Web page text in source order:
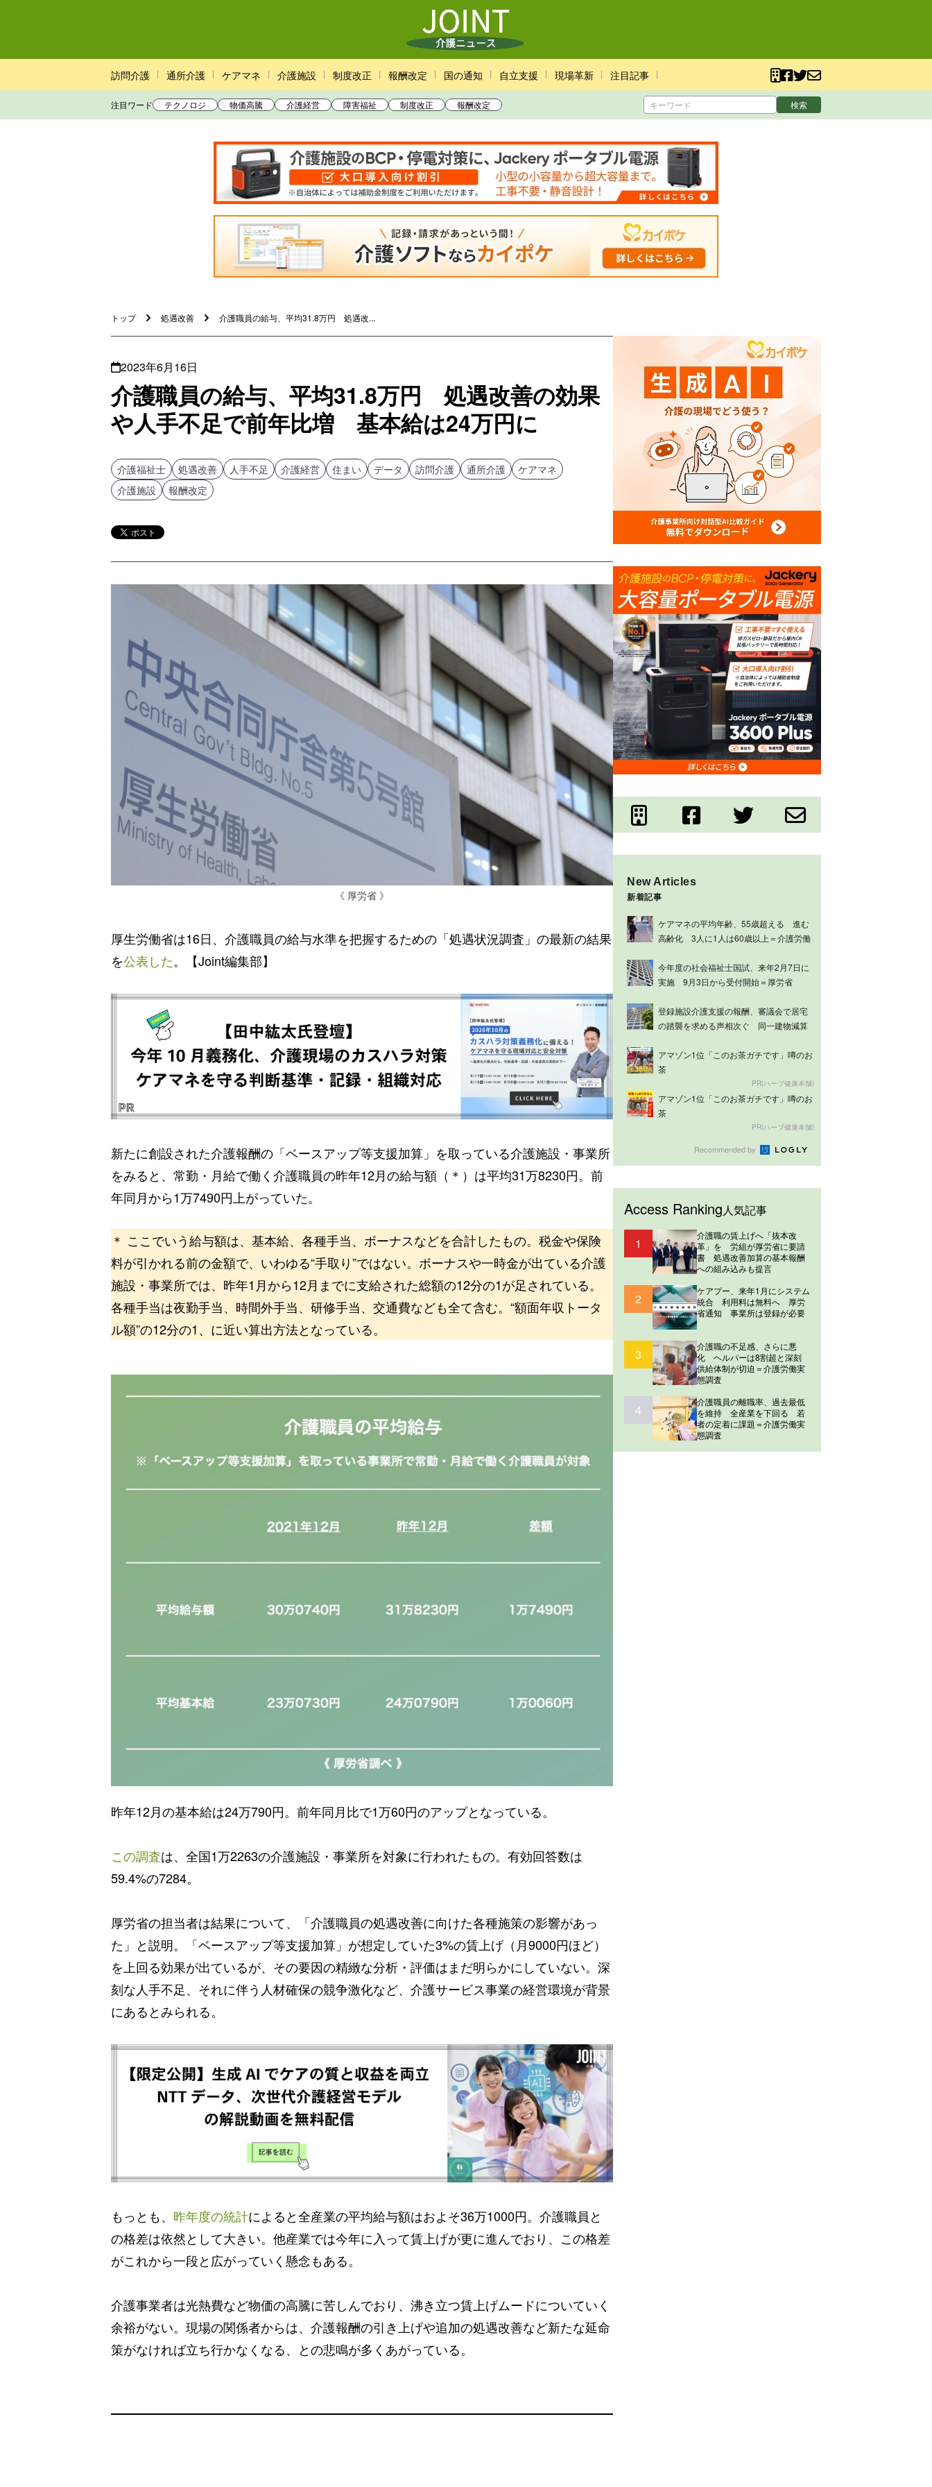
訪問介護 通所介護 ケアマネ 介護施設 制度改正 報酬改定 国の通知 自立支援 現場革新 注目記事
注目ワード テクノロジ 物価高騰 介護経営 障害福祉 制度改正 報酬改定 検索
トップ 処遇改善 介護職員の給与、平均31.8万円 処遇改...
2023年6月16日
介護職員の給与、平均31.8万円 処遇改善の効果
や人手不足で前年比増 基本給は24万円に
介護福祉士 処遇改善 人手不足 介護経営 住まい データ 訪問介護 通所介護
ケアマネ
介護施設
報酬改定
《 厚労省 》
厚生労働省は16日、介護職員の給与水準を把握するための「処遇状況調査」の最新の結果
を公表した。【Joint編集部】
新たに創設された介護報酬の「ベースアップ等支援加算」を取っている介護施設・事業所
をみると、常勤・月給で働く介護職員の昨年12月の給与額（＊）は平均31万8230円。前
年同月から1万7490円上がっていた。
＊ ここでいう給与額は、基本給、各種手当、ボーナスなどを合計したもの。税金や保険
料が引かれる前の金額で、いわゆる“手取り”ではない。ボーナスや一時金が出ている介護
施設・事業所では、昨年1月から12月までに支給された総額の12分の1が足されている。
各種手当は夜勤手当、時間外手当、研修手当、交通費なども全て含む。“額面年収トータ
ル額”の12分の1、に近い算出方法となっている。
昨年12月の基本給は24万790円。前年同月比で1万60円のアップとなっている。
この調査は、全国1万2263の介護施設・事業所を対象に行われたもの。有効回答数は
59.4%の7284。
厚労省の担当者は結果について、「介護職員の処遇改善に向けた各種施策の影響があっ
た」と説明。「ベースアップ等支援加算」が想定していた3%の賃上げ（月9000円ほど）
を上回る効果が出ているが、その要因の精緻な分析・評価はまだ明らかにしていない。深
刻な人手不足、それに伴う人材確保の競争激化など、介護サービス事業の経営環境が背景
にあるとみられる。
もっとも、 昨年度の統計によると全産業の平均給与額はおよそ36万1000円。介護職員と
の格差は依然として大きい。他産業では今年に入って賃上げが更に進んでおり、この格差
がこれから一段と広がっていく懸念もある。
介護事業者は光熱費など物価の高騰に苦しんでおり、沸き立つ賃上げムードについていく
余裕がない。現場の関係者からは、介護報酬の引き上げや追加の処遇改善など新たな延命
策がなければ立ち行かなくなる、との悲鳴が多くあがっている。
New Articles
新着記事
ケアマネの平均年齢、55歳超える 進む
高齢化 3人に1人は60歳以上＝介護労働
今年度の社会福祉士国試、来年2月7日に
実施 9月3日から受付開始＝厚労省
登録施設介護支援の報酬、審議会で居宅
の踏襲を求める声相次ぐ 同一建物減算
アマゾン1位「このお茶ガチです」噂のお
茶
PR(ハーブ健康本舗)
アマゾン1位「このお茶ガチです」噂のお
茶
PR(ハーブ健康本舗)
Recommended by
Access Ranking人気記事
1
介護職の賃上げへ「抜本改
革」を 労組が厚労省に要請
書 処遇改善加算の基本報酬
への組み込みも提言
2
ケアプー、来年1月にシステム
統合 利用料は無料へ 厚労
省通知 事業所は登録が必要
3
介護職の不足感、さらに悪
化 ヘルパーは8割超と深刻
供給体制が切迫＝介護労働実
態調査
4
介護職員の離職率、過去最低
を維持 全産業を下回る 若
者の定着に課題＝介護労働実
態調査